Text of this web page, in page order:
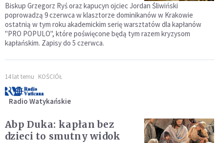
Biskup Grzegorz Ryś oraz kapucyn ojciec Jordan Śliwiński
poprowadzą 9 czerwca w klasztorze dominikanów w Krakowie
ostatnią w tym roku akademickim serię warsztatów dla kapłanów
"PRO POPULO", które poświęcone będą tym razem kryzysom
kapłańskim. Zapisy do 5 czerwca.
14 lat temu KOŚCIÓŁ
Radio Watykańskie
Abp Duka: kapłan bez
dzieci to smutny widok